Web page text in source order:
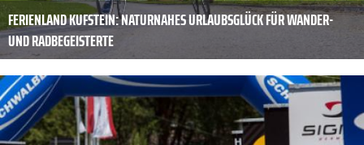
FERIENLAND KUFSTEIN: NATURNAHES URLAUBSGLÜCK FÜR WANDER-
UND RADBEGEISTERTE